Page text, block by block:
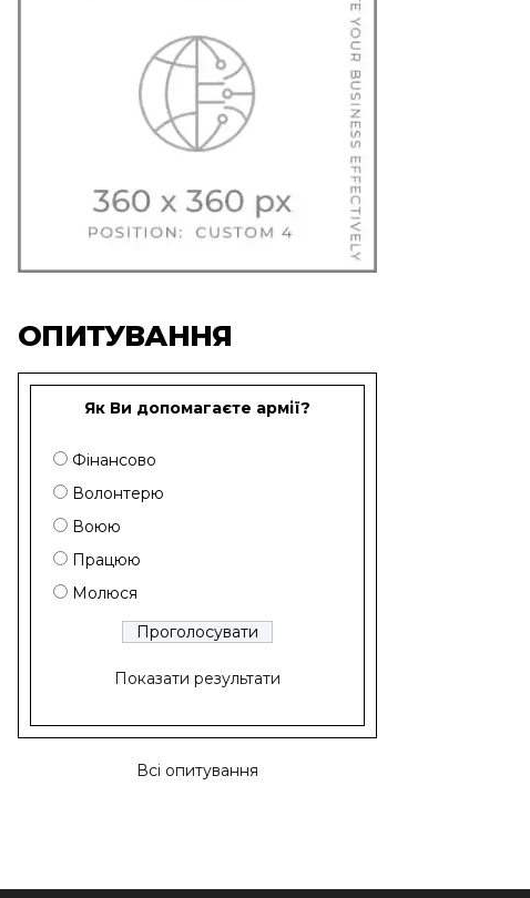
ОПИТУВАННЯ
Як Ви допомагаєте армії?
Фінансово
Волонтерю
Воюю
Працюю
Молюся
Показати результати
Всі опитування